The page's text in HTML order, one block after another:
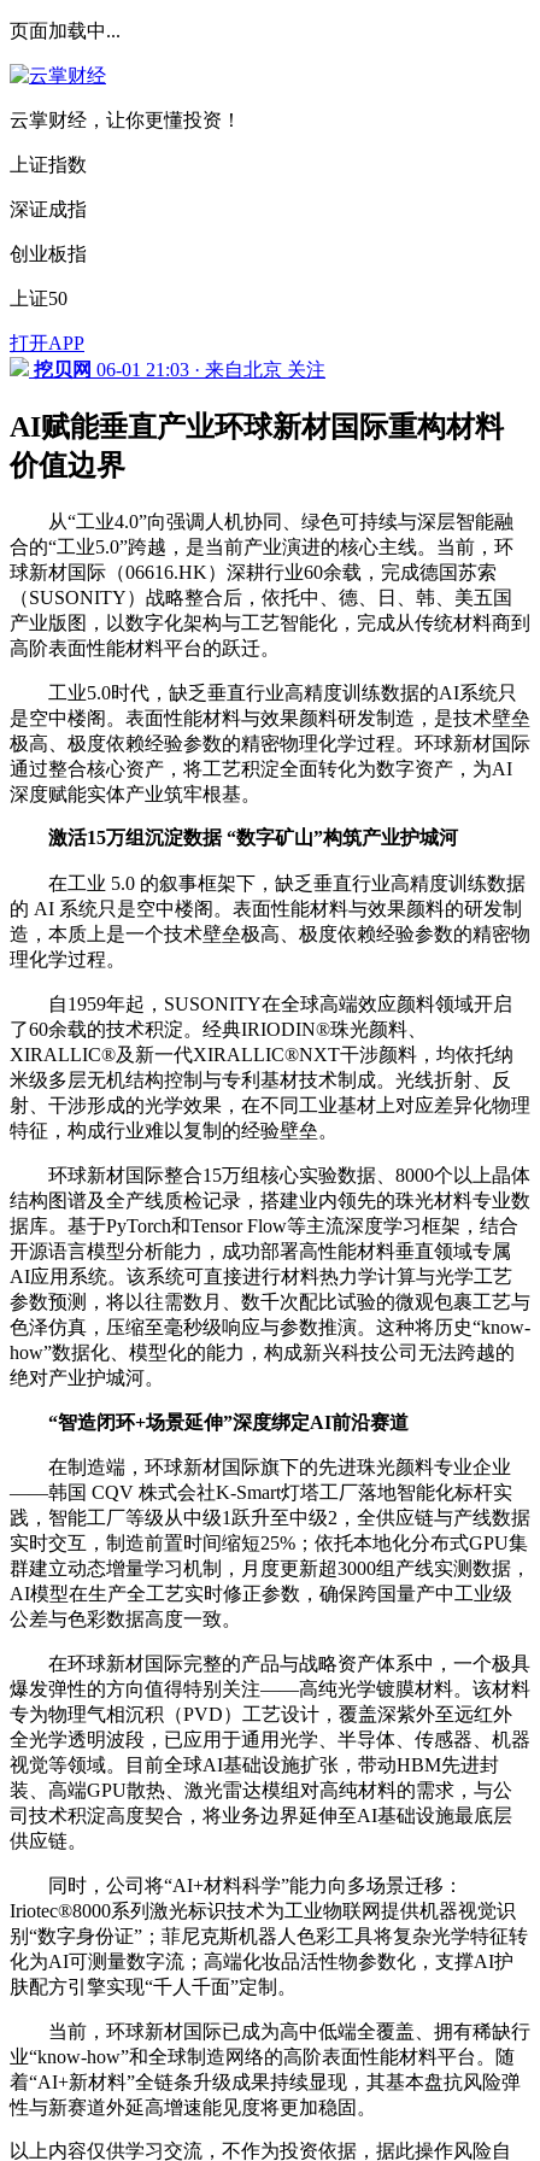
页面加载中...
云掌财经，让你更懂投资！
上证指数
深证成指
创业板指
上证50
打开APP
挖贝网 06-01 21:03 · 来自北京 关注
AI赋能垂直产业环球新材国际重构材料
价值边界
从“工业4.0”向强调人机协同、绿色可持续与深层智能融
合的“工业5.0”跨越，是当前产业演进的核心主线。当前，环
球新材国际（06616.HK）深耕行业60余载，完成德国苏索
（SUSONITY）战略整合后，依托中、德、日、韩、美五国
产业版图，以数字化架构与工艺智能化，完成从传统材料商到
高阶表面性能材料平台的跃迁。
工业5.0时代，缺乏垂直行业高精度训练数据的AI系统只
是空中楼阁。表面性能材料与效果颜料研发制造，是技术壁垒
极高、极度依赖经验参数的精密物理化学过程。环球新材国际
通过整合核心资产，将工艺积淀全面转化为数字资产，为AI
深度赋能实体产业筑牢根基。
激活15万组沉淀数据 “数字矿山”构筑产业护城河
在工业 5.0 的叙事框架下，缺乏垂直行业高精度训练数据
的 AI 系统只是空中楼阁。表面性能材料与效果颜料的研发制
造，本质上是一个技术壁垒极高、极度依赖经验参数的精密物
理化学过程。
自1959年起，SUSONITY在全球高端效应颜料领域开启
了60余载的技术积淀。经典IRIODIN®珠光颜料、
XIRALLIC®及新一代XIRALLIC®NXT干涉颜料，均依托纳
米级多层无机结构控制与专利基材技术制成。光线折射、反
射、干涉形成的光学效果，在不同工业基材上对应差异化物理
特征，构成行业难以复制的经验壁垒。
环球新材国际整合15万组核心实验数据、8000个以上晶体
结构图谱及全产线质检记录，搭建业内领先的珠光材料专业数
据库。基于PyTorch和Tensor Flow等主流深度学习框架，结合
开源语言模型分析能力，成功部署高性能材料垂直领域专属
AI应用系统。该系统可直接进行材料热力学计算与光学工艺
参数预测，将以往需数月、数千次配比试验的微观包裹工艺与
色泽仿真，压缩至毫秒级响应与参数推演。这种将历史“know-
how”数据化、模型化的能力，构成新兴科技公司无法跨越的
绝对产业护城河。
“智造闭环+场景延伸”深度绑定AI前沿赛道
在制造端，环球新材国际旗下的先进珠光颜料专业企业
——韩国 CQV 株式会社K-Smart灯塔工厂落地智能化标杆实
践，智能工厂等级从中级1跃升至中级2，全供应链与产线数据
实时交互，制造前置时间缩短25%；依托本地化分布式GPU集
群建立动态增量学习机制，月度更新超3000组产线实测数据，
AI模型在生产全工艺实时修正参数，确保跨国量产中工业级
公差与色彩数据高度一致。
在环球新材国际完整的产品与战略资产体系中，一个极具
爆发弹性的方向值得特别关注——高纯光学镀膜材料。该材料
专为物理气相沉积（PVD）工艺设计，覆盖深紫外至远红外
全光学透明波段，已应用于通用光学、半导体、传感器、机器
视觉等领域。目前全球AI基础设施扩张，带动HBM先进封
装、高端GPU散热、激光雷达模组对高纯材料的需求，与公
司技术积淀高度契合，将业务边界延伸至AI基础设施最底层
供应链。
同时，公司将“AI+材料科学”能力向多场景迁移：
Iriotec®8000系列激光标识技术为工业物联网提供机器视觉识
别“数字身份证”；菲尼克斯机器人色彩工具将复杂光学特征转
化为AI可测量数字流；高端化妆品活性物参数化，支撑AI护
肤配方引擎实现“千人千面”定制。
当前，环球新材国际已成为高中低端全覆盖、拥有稀缺行
业“know-how”和全球制造网络的高阶表面性能材料平台。随
着“AI+新材料”全链条升级成果持续显现，其基本盘抗风险弹
性与新赛道外延高增速能见度将更加稳固。
以上内容仅供学习交流，不作为投资依据，据此操作风险自